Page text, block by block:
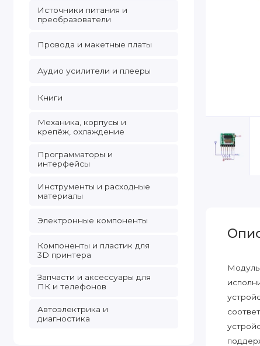
Источники питания и
преобразователи
Провода и макетные платы
Аудио усилители и плееры
Книги
Механика, корпусы и
крепёж, охлаждение
Программаторы и
интерфейсы
Инструменты и расходные
материалы
Электронные компоненты
Компоненты и пластик для
3D принтера
Запчасти и аксессуары для
ПК и телефонов
Автоэлектрика и
диагностика
Модуль